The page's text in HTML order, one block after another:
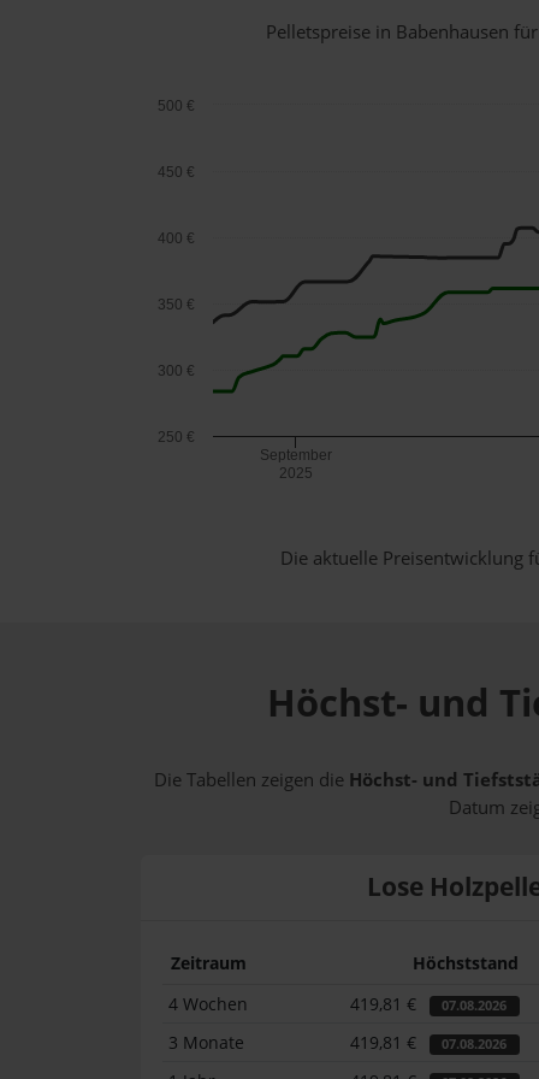
Pelletspreise in Babenhausen
September
2025
250 €
300 €
350 €
400 €
450 €
500 €
Die aktuelle Preisentwicklung
Höchst- und
Die Tabellen zeigen die Höchst- und
Datum
Lose
Zeitraum Höchststand
4 Wochen
419,81 € 07.08.2026
3 Monate 419,81 € 07.08.2026